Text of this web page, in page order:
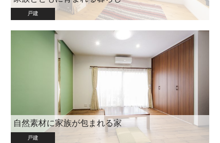
戸建
自然素材に家族が包まれる家
戸建